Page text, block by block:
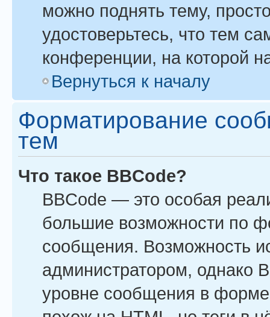
можно поднять тему,
удостоверьтесь, что тем
конференции, на которой
Вернуться к началу
Форматирование
тем
Что такое BBCode?
BBCode — это особая
большие возможности по
сообщения. Возможность
администратором, однако
уровне сообщения в форме